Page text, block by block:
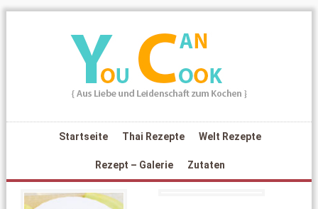
Startseite Thai Rezepte Welt Rezepte
Rezept – Galerie Zutaten